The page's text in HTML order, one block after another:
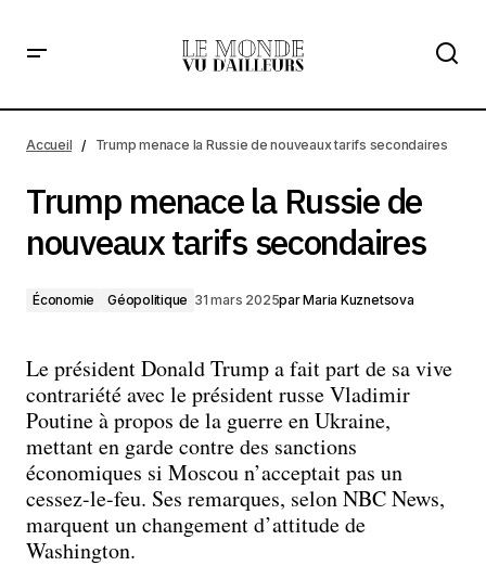
Accueil Trump menace la Russie de nouveaux tarifs secondaires
Trump menace la Russie de
nouveaux tarifs secondaires
Économie Géopolitique 31 mars 2025parMaria Kuznetsova
Le président Donald Trump a fait part de sa vive
contrariété avec le président russe Vladimir
Poutine à propos de la guerre en Ukraine,
mettant en garde contre des sanctions
économiques si Moscou n’acceptait pas un
cessez-le-feu. Ses remarques, selon NBC News,
marquent un changement d’attitude de
Washington.